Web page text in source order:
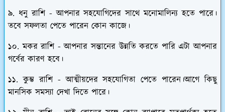
৯. ধনু রাশি - আপনার সহযোগিদের সাথে মনোমালিন্য হতে পারে।
তবে সফলতা পেতে পারেন কোন কাজে।
১০. মকর রাশি - আপনার সন্তানের উন্নতি করতে পারি এটা আপনার
গর্বের কারণ হবে।
১১. কুম্ভ রাশি - আত্মীয়দের সহযোগিতা পেতে পারেন।আগে কিছু
মানসিক সমস্যা দেখা দিতে পারে।